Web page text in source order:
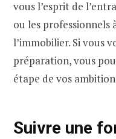
vous l’esprit de
ou les
l’immobilier. Si vous
préparation, vous
étape de vos
Suivre une